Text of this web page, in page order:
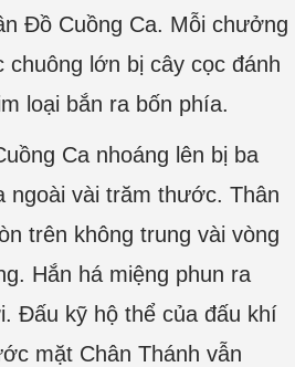
Đồ Cuồng Ca. Mỗi chưởng
chuông lớn bị cây cọc đánh
loại bắn ra bốn phía.
Ca nhoáng lên bị ba
ngoài vài trăm thước. Thân
trên không trung vài vòng
Hắn há miệng phun ra
Đấu kỹ hộ thể của đấu khí
mặt Chân Thánh vẫn